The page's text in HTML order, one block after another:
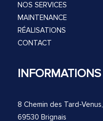
NOS SERVICES
MAINTENANCE
RÉALISATIONS
CONTACT
INFORMATIONS
8 Chemin des Tard-Venus,
69530 Brignais